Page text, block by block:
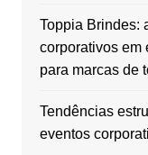
Toppia Brindes:
corporativos em
para marcas de
Tendências
eventos